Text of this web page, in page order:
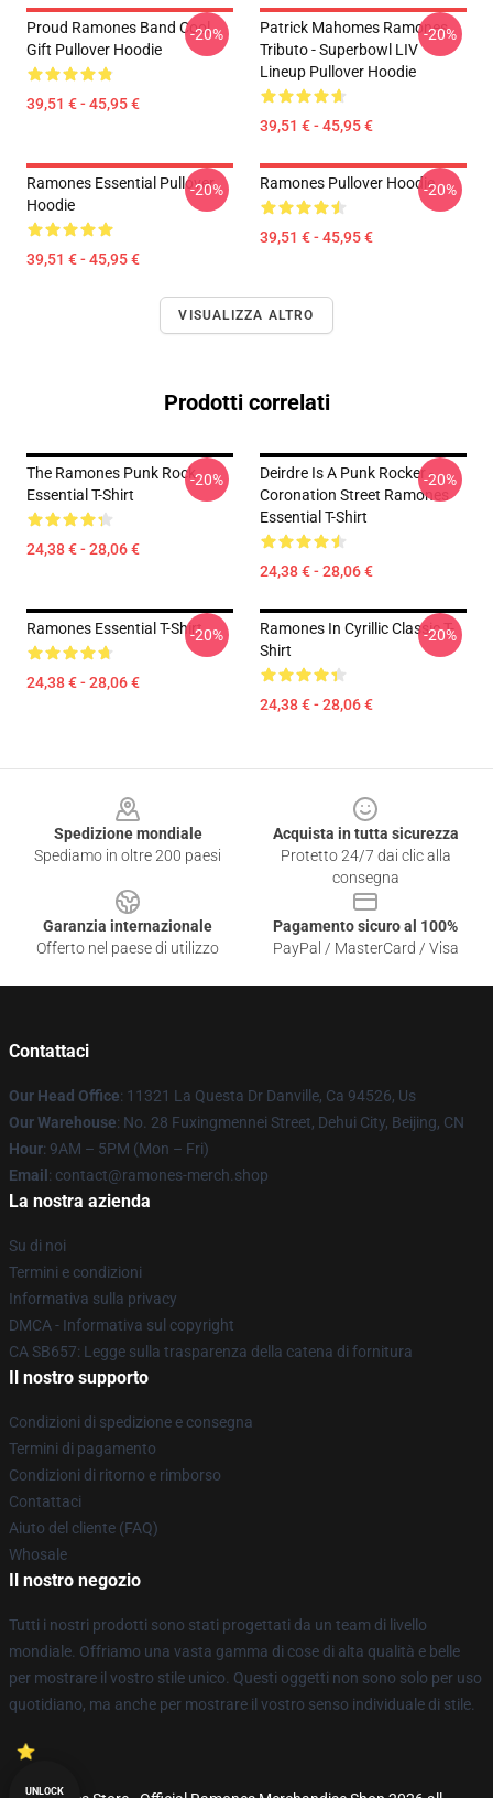
Proud Ramones Band Cool
Gift Pullover Hoodie
39,51 € - 45,95 €
-20%
Patrick Mahomes Ramones
Tributo - Superbowl LIV
Lineup Pullover Hoodie
39,51 € - 45,95 €
-20%
Ramones Essential Pullover
Hoodie
39,51 € - 45,95 €
-20% Ramones Pullover Hoodie
39,51 € - 45,95 €
-20%
VISUALIZZA ALTRO
Prodotti correlati
The Ramones Punk Rock
Essential T-Shirt
24,38 € - 28,06 €
-20%
Deirdre Is A Punk Rocker -
Coronation Street Ramones
Essential T-Shirt
24,38 € - 28,06 €
-20%
Ramones Essential T-Shirt
24,38 € - 28,06 €
-20%
Ramones In Cyrillic Classic T-
Shirt
24,38 € - 28,06 €
-20%
Spedizione mondiale
Spediamo in oltre 200 paesi
Acquista in tutta sicurezza
Protetto 24/7 dai clic alla
consegna
Garanzia internazionale
Offerto nel paese di utilizzo
Pagamento sicuro al 100%
PayPal / MasterCard / Visa
Contattaci
Our Head Office: 11321 La Questa Dr Danville, Ca 94526, Us
Our Warehouse: No. 28 Fuxingmennei Street, Dehui City, Beijing, CN
Hour: 9AM – 5PM (Mon – Fri)
Email : contact@ramones-merch.shop
La nostra azienda
Su di noi
Termini e condizioni
Informativa sulla privacy
DMCA - Informativa sul copyright
CA SB657: Legge sulla trasparenza della catena di fornitura
Il nostro supporto
Condizioni di spedizione e consegna
Termini di pagamento
Condizioni di ritorno e rimborso
Contattaci
Aiuto del cliente (FAQ)
Whosale
Il nostro negozio
Tutti i nostri prodotti sono stati progettati da un team di livello
mondiale. Offriamo una vasta gamma di cose di alta qualità e belle
per mostrare il vostro stile unico. Questi oggetti non sono solo per uso
quotidiano, ma anche per mostrare il vostro senso individuale di stile.
UNLOCK